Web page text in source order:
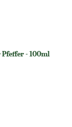
- 100ml